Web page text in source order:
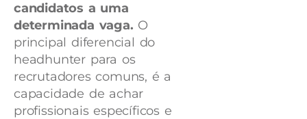
candidatos a uma
determinada vaga. O
principal diferencial do
headhunter para os
recrutadores comuns, é a
capacidade de achar
profissionais específicos e